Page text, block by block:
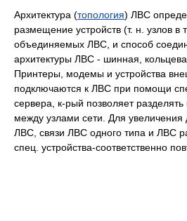
Архитектура (топология) ЛВС
размещение устройств (т. н. узлов в
объединяемых ЛВС, и способ
архитектуры ЛВС - шинная,
Принтеры, модемы и устройства
подключаются к ЛВС при помощи
сервера, к-рый позволяет
между узлами сети. Для
ЛВС, связи ЛВС одного типа и ЛВС
спец. устройства-соответственно